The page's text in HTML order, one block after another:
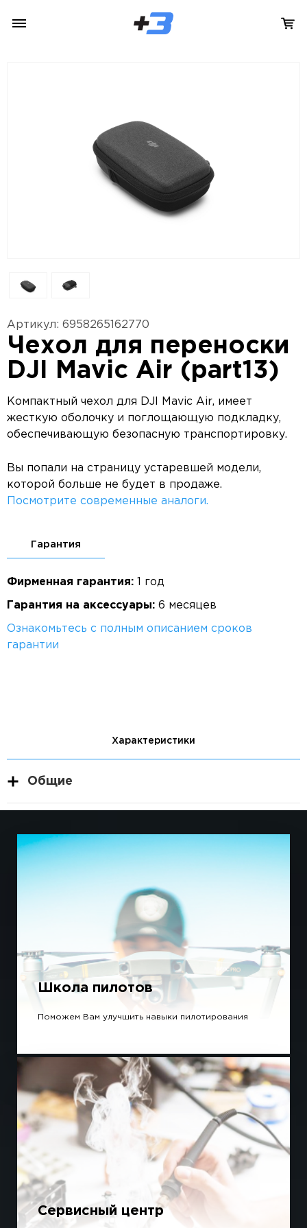
Артикул: 6958265162770
Чехол для переноски
DJI Mavic Air (part13)
Компактный чехол для DJI Mavic Air, имеет
жесткую оболочку и поглощающую подкладку,
обеспечивающую безопасную транспортировку.
Вы попали на страницу устаревшей модели,
которой больше не будет в продаже.
Посмотрите современные аналоги.
Гарантия
Фирменная гарантия: 1 год
Гарантия на аксессуары: 6 месяцев
Ознакомьтесь с полным описанием сроков
гарантии
Характеристики
Общие
Школа пилотов
Поможем Вам улучшить навыки пилотирования
Сервисный центр